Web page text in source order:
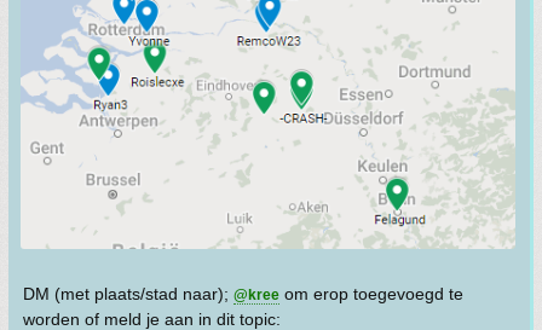
DM (met plaats/stad naar); @kree om erop toegevoegd te
worden of meld je aan in dit topic: